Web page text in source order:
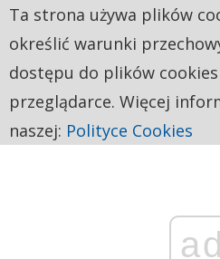
ad
Ta strona używa plików
określić warunki
dostępu do plików
przeglądarce. Więcej
naszej: Polityce Cookies